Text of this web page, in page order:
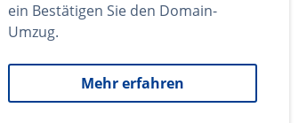
ein Bestätigen Sie den Domain-
Umzug.
Mehr erfahren